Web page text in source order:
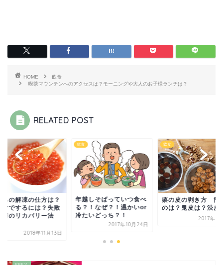
HOME
飲食
喫茶マウンテンへのアクセスは？モーニングや大人のお子様ランチは？
RELATED POST
らの解凍の仕方は？
けでするには？失敗
時のリカバリー法
2018年11月13日
飲食
年越しそばっていつ食べ
る？！なぜ？！温かいor
冷たいどっち？！
2017年10月24日
飲食
栗の皮の剥き方 簡
のは？鬼皮は？渋皮
2017年6